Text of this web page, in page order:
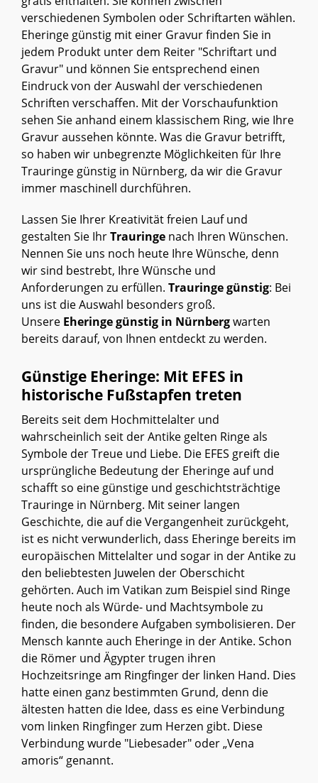
verschiedenen Symbolen oder Schriftarten wählen.
Eheringe günstig mit einer Gravur finden Sie in
jedem Produkt unter dem Reiter "Schriftart und
Gravur" und können Sie entsprechend einen
Eindruck von der Auswahl der verschiedenen
Schriften verschaffen. Mit der Vorschaufunktion
sehen Sie anhand einem klassischem Ring, wie Ihre
Gravur aussehen könnte. Was die Gravur betrifft,
so haben wir unbegrenzte Möglichkeiten für Ihre
Trauringe günstig in Nürnberg, da wir die Gravur
immer maschinell durchführen.
Lassen Sie Ihrer Kreativität freien Lauf und
gestalten Sie IhrTrauringe nach Ihren Wünschen.
Nennen Sie uns noch heute Ihre Wünsche, denn
wir sind bestrebt, Ihre Wünsche und
Anforderungen zu erfüllen. Trauringe günstig: Bei
uns ist die Auswahl besonders groß.
Unsere Eheringe günstig in Nürnbergwarten
bereits darauf, von Ihnen entdeckt zu werden.
Günstige Eheringe: Mit EFES in
historische Fußstapfen treten
Bereits seit dem Hochmittelalter und
wahrscheinlich seit der Antike gelten Ringe als
Symbole der Treue und Liebe. Die EFES greift die
ursprüngliche Bedeutung der Eheringe auf und
schafft so eine günstige und geschichtsträchtige
Trauringe in Nürnberg. Mit seiner langen
Geschichte, die auf die Vergangenheit zurückgeht,
ist es nicht verwunderlich, dass Eheringe bereits im
europäischen Mittelalter und sogar in der Antike zu
den beliebtesten Juwelen der Oberschicht
gehörten. Auch im Vatikan zum Beispiel sind Ringe
heute noch als Würde- und Machtsymbole zu
finden, die besondere Aufgaben symbolisieren. Der
Mensch kannte auch Eheringe in der Antike. Schon
die Römer und Ägypter trugen ihren
Hochzeitsringe am Ringfinger der linken Hand. Dies
hatte einen ganz bestimmten Grund, denn die
ältesten hatten die Idee, dass es eine Verbindung
vom linken Ringfinger zum Herzen gibt. Diese
Verbindung wurde "Liebesader" oder „Vena
amoris“ genannt.